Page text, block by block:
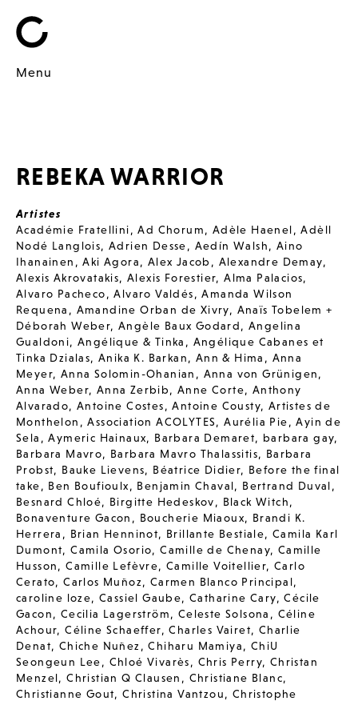
Menu
REBEKA WARRIOR
Artistes
Académie Fratellini,Ad Chorum, Adèle Haenel,Adèll
Nodé Langlois,Adrien Desse, Aedín Walsh, Aino
Ihanainen ,Aki Agora, Alex Jacob , Alexandre Demay,
Alexis Akrovatakis,Alexis Forestier,Alma Palacios,
Alvaro Pacheco,Alvaro Valdés,Amanda Wilson
Requena , Amandine Orban de Xivry, Anaïs Tobelem +
Déborah Weber,Angèle Baux Godard,Angelina
Gualdoni,Angélique & Tinka , Angélique Cabanes et
Tinka Dzialas,Anika K. Barkan, Ann & Hima , Anna
Meyer, Anna Solomin-Ohanian , Anna von Grünigen,
Anna Weber, Anna Zerbib,Anne Corte, Anthony
Alvarado,Antoine Costes,Antoine Cousty, Artistes de
Monthelon ,Association ACOLYTES,Aurélia Pie,Ayin de
Sela ,Aymeric Hainaux, Barbara Demaret, barbara gay,
Barbara Mavro, Barbara Mavro Thalassitis, Barbara
Probst, Bauke Lievens, Béatrice Didier, Before the final
take, Ben Boufioulx, Benjamin Chaval, Bertrand Duval,
Besnard Chloé, Birgitte Hedeskov, Black Witch,
Bonaventure Gacon , Boucherie Miaoux, Brandi K.
Herrera , Brian Henninot, Brillante Bestiale,Camila Karl
Dumont,Camila Osorio,Camille de Chenay, Camille
Husson,Camille Lefèvre,Camille Voitellier,Carlo
Cerato,Carlos Muñoz, Carmen Blanco Principal,
caroline loze,Cassiel Gaube,Catharine Cary,Cécile
Gacon, Cecilia Lagerström, Celeste Solsona , Céline
Achour,Céline Schaeffer,Charles Vairet, Charlie
Denat, Chiche Nuñez ,Chiharu Mamiya, ChiU
Seongeun Lee, Chloé Vivarès, Chris Perry, Christan
Menzel,Christian Q Clausen , Christiane Blanc,
Christianne Gout,Christina Vantzou, Christophe